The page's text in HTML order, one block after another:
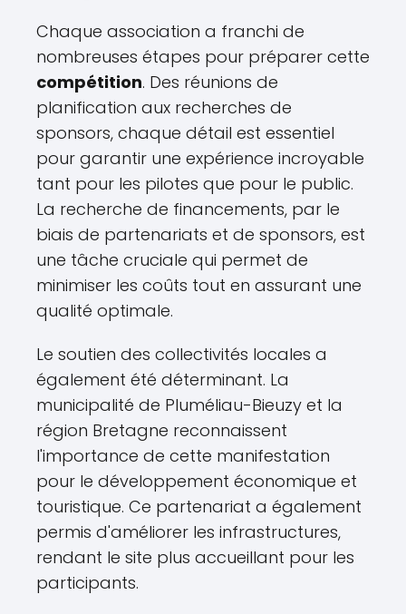
Chaque association a franchi de
nombreuses étapes pour préparer cette
compétition. Des réunions de
planification aux recherches de
sponsors, chaque détail est essentiel
pour garantir une expérience incroyable
tant pour les pilotes que pour le public.
La recherche de financements, par le
biais de partenariats et de sponsors, est
une tâche cruciale qui permet de
minimiser les coûts tout en assurant une
qualité optimale.
Le soutien des collectivités locales a
également été déterminant. La
municipalité de Pluméliau-Bieuzy et la
région Bretagne reconnaissent
l'importance de cette manifestation
pour le développement économique et
touristique. Ce partenariat a également
permis d'améliorer les infrastructures,
rendant le site plus accueillant pour les
participants.